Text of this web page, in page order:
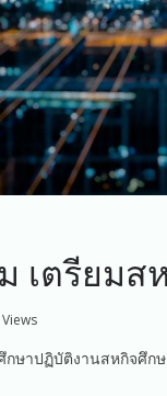
เตรียม
กษาปฏิบัติงานสหกิจศึก